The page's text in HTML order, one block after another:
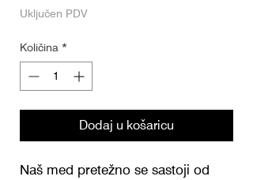
24,18 €
Kilogram
Uključen PDV
Količina *
Dodaj u košaricu
Naš med pretežno se sastoji od